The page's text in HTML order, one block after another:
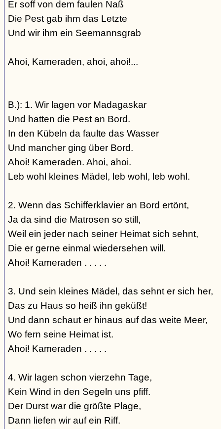
Er soff von dem faulen Naß
Die Pest gab ihm das Letzte
Und wir ihm ein Seemannsgrab
Ahoi, Kameraden, ahoi, ahoi!...
B.): 1. Wir lagen vor Madagaskar
Und hatten die Pest an Bord.
In den Kübeln da faulte das Wasser
Und mancher ging über Bord.
Ahoi! Kameraden. Ahoi, ahoi.
Leb wohl kleines Mädel, leb wohl, leb wohl.
2. Wenn das Schifferklavier an Bord ertönt,
Ja da sind die Matrosen so still,
Weil ein jeder nach seiner Heimat sich sehnt,
Die er gerne einmal wiedersehen will.
Ahoi! Kameraden . . . . .
3. Und sein kleines Mädel, das sehnt er sich her,
Das zu Haus so heiß ihn geküßt!
Und dann schaut er hinaus auf das weite Meer,
Wo fern seine Heimat ist.
Ahoi! Kameraden . . . . .
4. Wir lagen schon vierzehn Tage,
Kein Wind in den Segeln uns pfiff.
Der Durst war die größte Plage,
Dann liefen wir auf ein Riff.